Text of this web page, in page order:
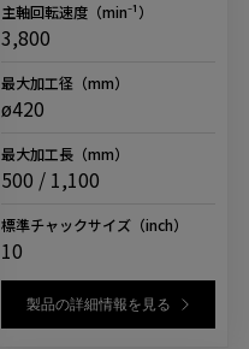
主軸回転速度（min⁻¹）
3,800
最大加工径 （mm）
ø420
最大加工長（mm）
500 / 1,100
標準チャックサイズ（inch）
10
製品の詳細情報を見る